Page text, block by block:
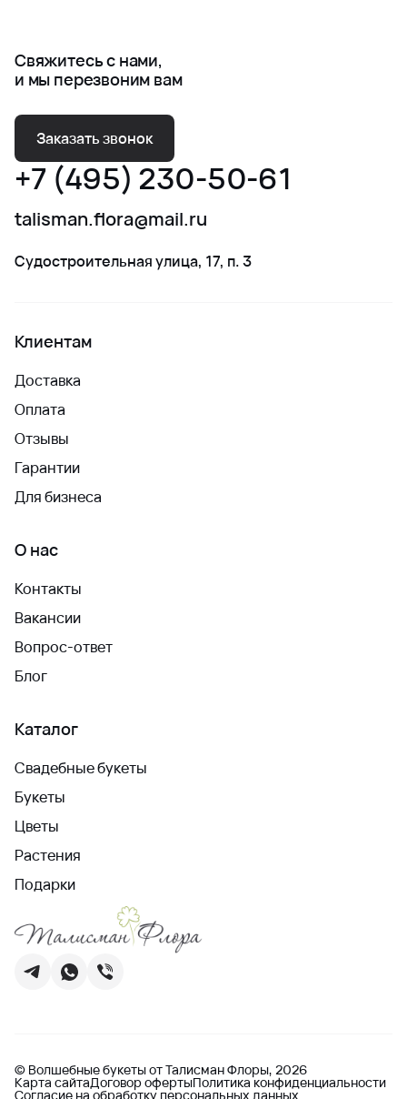
Свяжитесь с нами,
и мы перезвоним вам
Заказать звонок
+7 (495) 230-50-61
talisman.flora@mail.ru
Судостроительная улица, 17, п. 3
Клиентам
Доставка
Оплата
Отзывы
Гарантии
Для бизнеса
О нас
Контакты
Вакансии
Вопрос-ответ
Блог
Каталог
Свадебные букеты
Букеты
Цветы
Растения
Подарки
© Волшебные букеты от Талисман Флоры, 2026
Карта сайтаДоговор офертыПолитика конфиденциальности
Согласие на обработку персональных данных